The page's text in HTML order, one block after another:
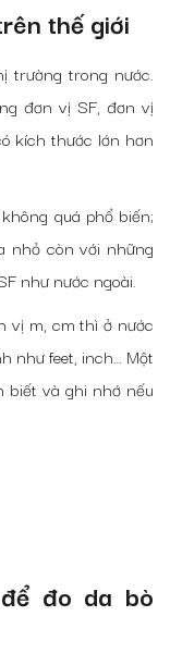
thế giới
trong nước.
đơn vị SF, đơn vị
kích thước lớn hơn
quá phổ biến;
nhỏ còn với những
như nước ngoài.
vị m, cm thì ở nước
như feet, inch… Một
biết và ghi nhớ nếu
đo da bò